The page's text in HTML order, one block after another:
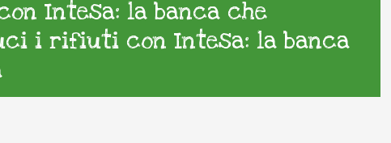
Intesa: la banca che
i rifiuti con Intesa: la banca